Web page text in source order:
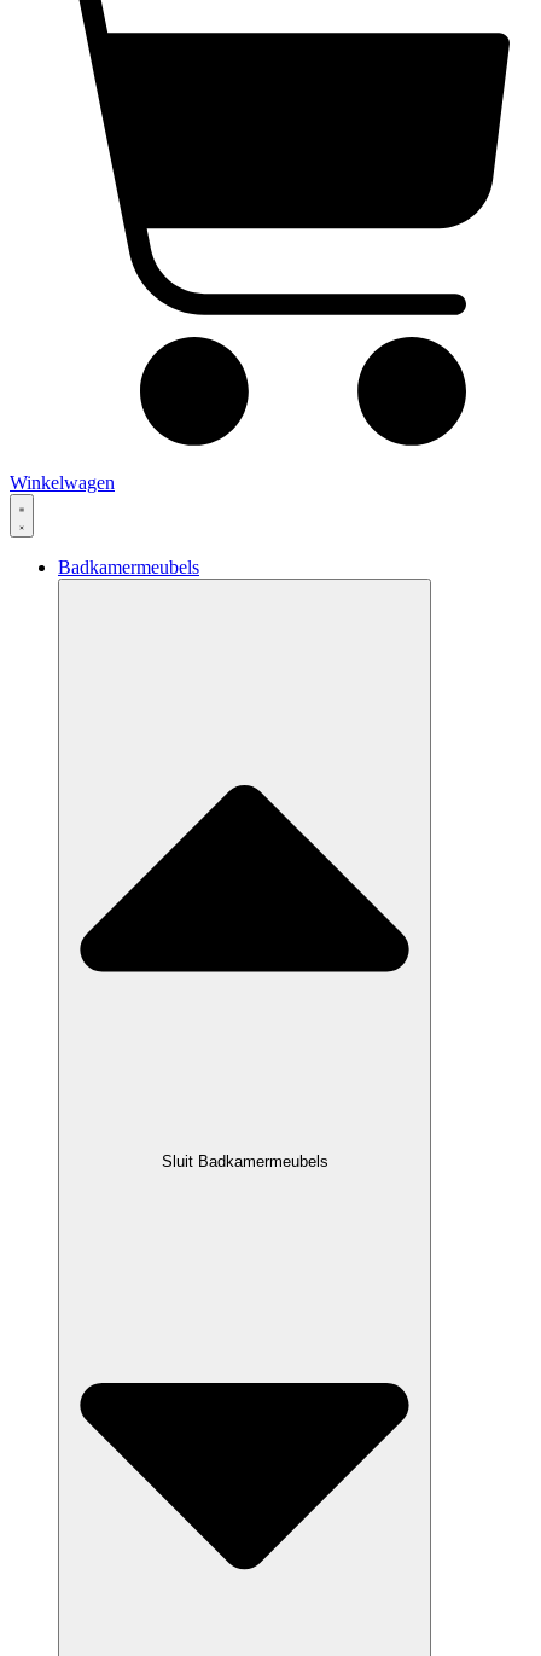
Winkelwagen
Badkamermeubels
Sluit Badkamermeubels